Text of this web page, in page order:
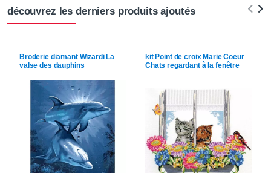
découvrez les derniers produits ajoutés
Broderie diamant WizardiLa
valse des dauphins
kit Point de croix Marie Coeur
Chats regardant à la fenêtre